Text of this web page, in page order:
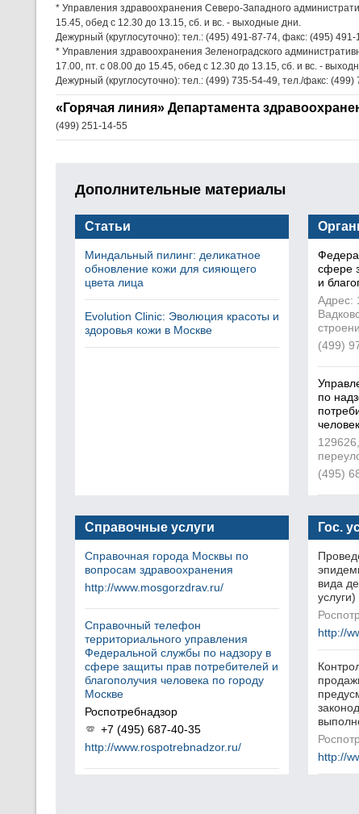
* Управления здравоохранения Северо-Западного
15.45, обед с 12.30 до 13.15, сб. и вс. - выходные дни.
Дежурный (круглосуточно): тел.: (495) 491-87-74, факс: (495) 491-
* Управления здравоохранения Зеленоградского
17.00, пт. с 08.00 до 15.45, обед с 12.30 до 13.15, сб. и вс. -
Дежурный (круглосуточно): тел.: (499) 735-54-49, тел./факс: (499)
«Горячая линия» Департамента
(499) 251-14-55
Дополнительные материалы
Статьи
Миндальный пилинг: деликатное
обновление кожи для сияющего
цвета лица
Evolution Clinic: Эволюция красоты и
здоровья кожи в Москве
сфере
и
Адрес:
(499)
по
(495)
Справочные услуги
Справочная города Москвы по
вопросам здравоохранения
http://www.mosgorzdrav.ru/
Справочный телефон
территориального управления
Федеральной службы по надзору в
сфере защиты прав потребителей и
благополучия человека по городу
Москве
Роспотребнадзор
+7 (495) 687-40-35
http://www.rospotrebnadzor.ru/
Гос.
вида
услуги)
http://
http://